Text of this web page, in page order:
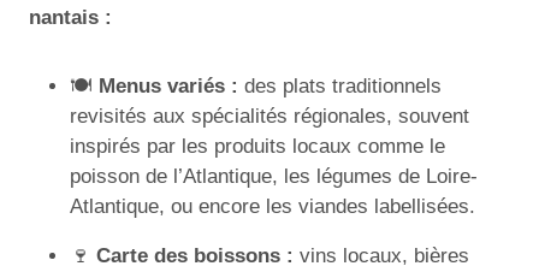
nantais :
🍽️ Menus variés : des plats traditionnels
revisités aux spécialités régionales, souvent
inspirés par les produits locaux comme le
poisson de l’Atlantique, les légumes de Loire-
Atlantique, ou encore les viandes labellisées.
🍷 Carte des boissons : vins locaux, bières